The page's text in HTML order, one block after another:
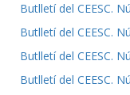
Butlletí del CEESC.
Butlletí del CEESC.
Butlletí del CEESC.
Butlletí del CEESC.